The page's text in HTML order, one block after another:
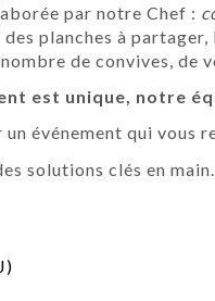
par notre Chef :
planches à
de convives, de
est unique, notre
un événement qui vous
solutions clés en